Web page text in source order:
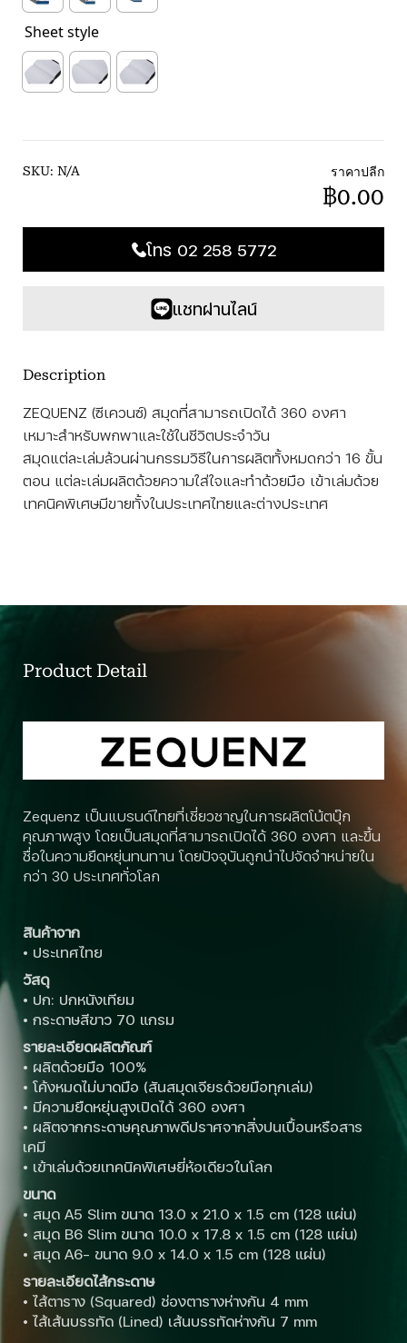
Description
ZEQUENZ (ซีเควนซ์) สมุดที่สามารถเปิดได้ 360 องศา
เหมาะสำหรับพกพาและใช้ในชีวิตประจำวัน
สมุดแต่ละเล่มล้วนผ่านกรรมวิธีในการผลิตทั้งหมดกว่า 16 ขั้น
ตอน แต่ละเล่มผลิตด้วยความใส่ใจและทำด้วยมือ เข้าเล่มด้วย
เทคนิคพิเศษมีขายทั้งในประเทศไทยและต่างประเทศ
Sheet style
SKU: N/A ราคาปลีก
฿0.00
โทร 02 258 5772
แชทผ่านไลน์
Product Detail
Zequenz เป็นแบรนด์ไทยที่เชี่ยวชาญในการผลิตโน้ตบุ๊ก
คุณภาพสูง โดยเป็นสมุดที่สามารถเปิดได้ 360 องศา และขึ้น
ชื่อในความยืดหยุ่นทนทาน โดยปัจจุบันถูกนำไปจัดจำหน่ายใน
กว่า 30 ประเทศทั่วโลก
สินค้าจาก
• ประเทศไทย
วัสดุ
• ปก: ปกหนังเทียม
• กระดาษสีขาว 70 แกรม
รายละเอียดผลิตภัณฑ์
• ผลิตด้วยมือ 100%
• โค้งหมดไม่บาดมือ (สันสมุดเจียรด้วยมือทุกเล่ม)
• มีความยืดหยุ่นสูงเปิดได้ 360 องศา
• ผลิตจากกระดาษคุณภาพดีปราศจากสิ่งปนเปื้อนหรือสาร
เคมี
• เข้าเล่มด้วยเทคนิคพิเศษยี่ห้อเดียวในโลก
ขนาด
• สมุด A5 Slim ขนาด 13.0 x 21.0 x 1.5 cm (128 แผ่น)
• สมุด B6 Slim ขนาด 10.0 x 17.8 x 1.5 cm (128 แผ่น)
• สมุด A6- ขนาด 9.0 x 14.0 x 1.5 cm (128 แผ่น)
รายละเอียดไส้กระดาษ
• ไส้ตาราง (Squared) ช่องตารางห่างกัน 4 mm
• ไส้เส้นบรรทัด (Lined) เส้นบรรทัดห่างกัน 7 mm